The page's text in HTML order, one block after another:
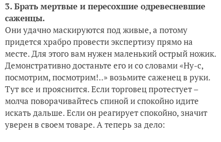
3. Брать мертвые и пересохшие одревесневшие
саженцы.
Они удачно маскируются под живые, а потому
придется храбро провести экспертизу прямо на
месте. Для этого вам нужен маленький острый ножик.
Демонстративно достаньте его и со словами «Ну-с,
посмотрим, посмотрим!..» возьмите саженец в руки.
Тут все и прояснится. Если торговец протестует –
молча поворачивайтесь спиной и спокойно идите
искать дальше. Если он реагирует спокойно, значит
уверен в своем товаре. А теперь за дело: